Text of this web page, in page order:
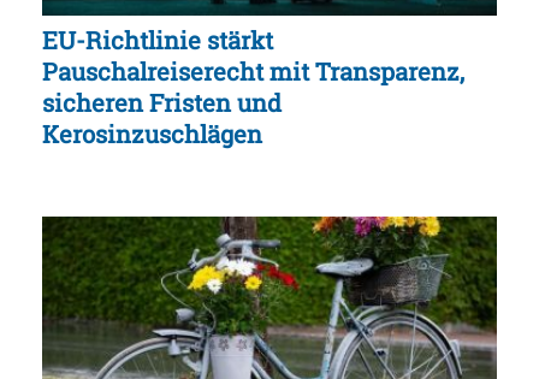
EU-Richtlinie stärkt
Pauschalreiserecht mit Transparenz,
sicheren Fristen und
Kerosinzuschlägen